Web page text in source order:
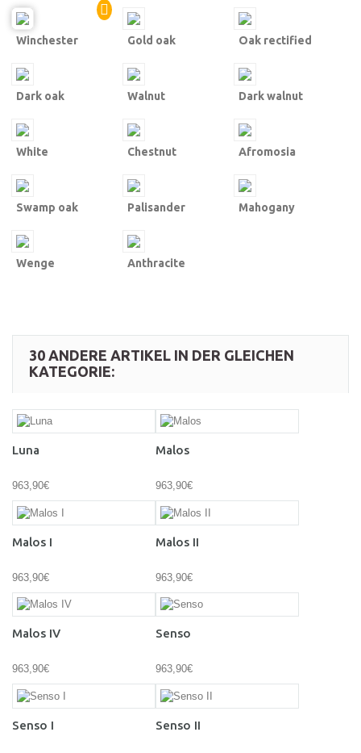
Winchester Gold oak Oak rectified
Dark oak Walnut Dark walnut
White Chestnut Afromosia
Swamp oak Palisander Mahogany
Wenge Anthracite
30 ANDERE ARTIKEL IN DER GLEICHEN
KATEGORIE:
Luna
963,90€
Malos
963,90€
Malos I
963,90€
Malos II
963,90€
Malos IV
963,90€
Senso
963,90€
Senso I Senso II